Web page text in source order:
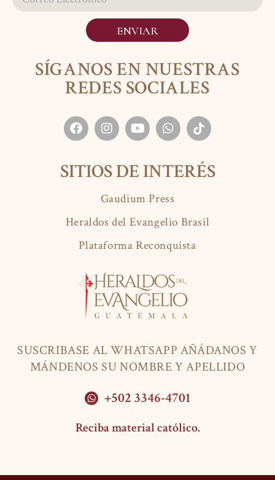
SUSCRIBASE AL WHATSAPP AÑÁDANOS Y
MÁNDENOS SU NOMBRE Y APELLIDO
+502 3346-4701
Reciba material católico.
SÍGANOS EN NUESTRAS
REDES SOCIALES
SITIOS DE INTERÉS
Gaudium Press
Heraldos del Evangelio Brasil
Plataforma Reconquista
ENVIAR